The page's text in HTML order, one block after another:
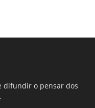
difundir o pensar dos